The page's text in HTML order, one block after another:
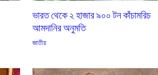
ভারত থেকে ২ হাজার ৯০০ টন কাঁচামরিচ
আমদানির অনুমতি
জাতীয়